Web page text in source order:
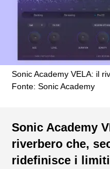
Sonic Academy VELA: il
Fonte: Sonic Academy
Sonic Academy
riverbero che,
ridefinisce i